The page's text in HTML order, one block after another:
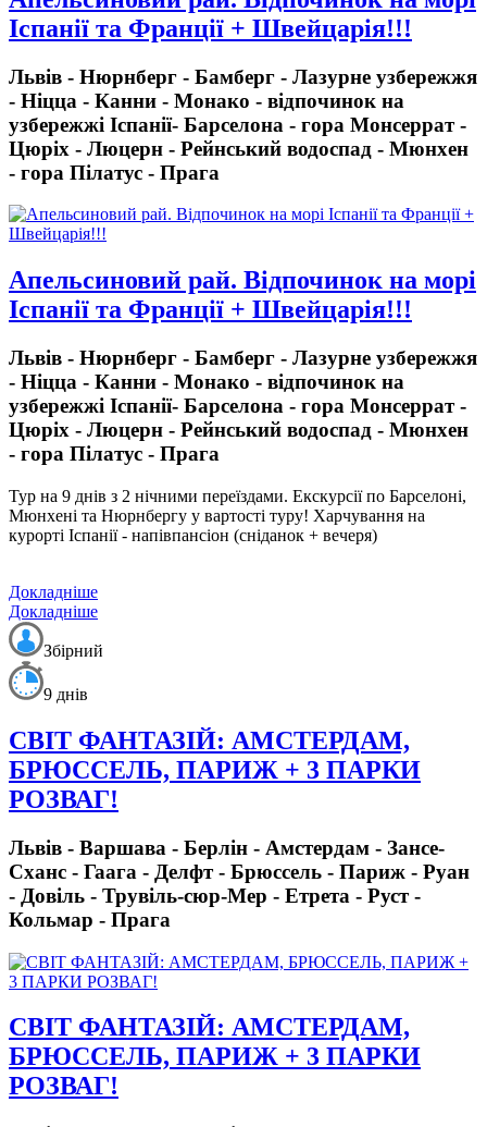
Іспанії та Франції + Швейцарія!!!
Львів - Нюрнберг - Бамберг - Лазурне узбережжя
- Ніцца - Канни - Монако - відпочинок на
узбережжі Іспанії- Барселона - гора Монсеррат -
Цюріх - Люцерн - Рейнський водоспад - Мюнхен
- гора Пілатус - Прага
Апельсиновий рай. Відпочинок на морі
Іспанії та Франції + Швейцарія!!!
Львів - Нюрнберг - Бамберг - Лазурне узбережжя
- Ніцца - Канни - Монако - відпочинок на
узбережжі Іспанії- Барселона - гора Монсеррат -
Цюріх - Люцерн - Рейнський водоспад - Мюнхен
- гора Пілатус - Прага
Тур на 9 днів з 2 нічними переїздами. Екскурсії по Барселоні,
Мюнхені та Нюрнбергу у вартості туру! Харчування на
курорті Іспанії - напівпансіон (сніданок + вечеря)
Докладніше
Докладніше
Збірний
9 днів
СВІТ ФАНТАЗІЙ: АМСТЕРДАМ,
БРЮССЕЛЬ, ПАРИЖ + 3 ПАРКИ
РОЗВАГ!
Львів - Варшава - Берлін - Амстердам - Зансе-
Сханс - Гаага - Делфт - Брюссель - Париж - Руан
- Довіль - Трувіль-сюр-Мер - Етрета - Руст -
Кольмар - Прага
СВІТ ФАНТАЗІЙ: АМСТЕРДАМ,
БРЮССЕЛЬ, ПАРИЖ + 3 ПАРКИ
РОЗВАГ!